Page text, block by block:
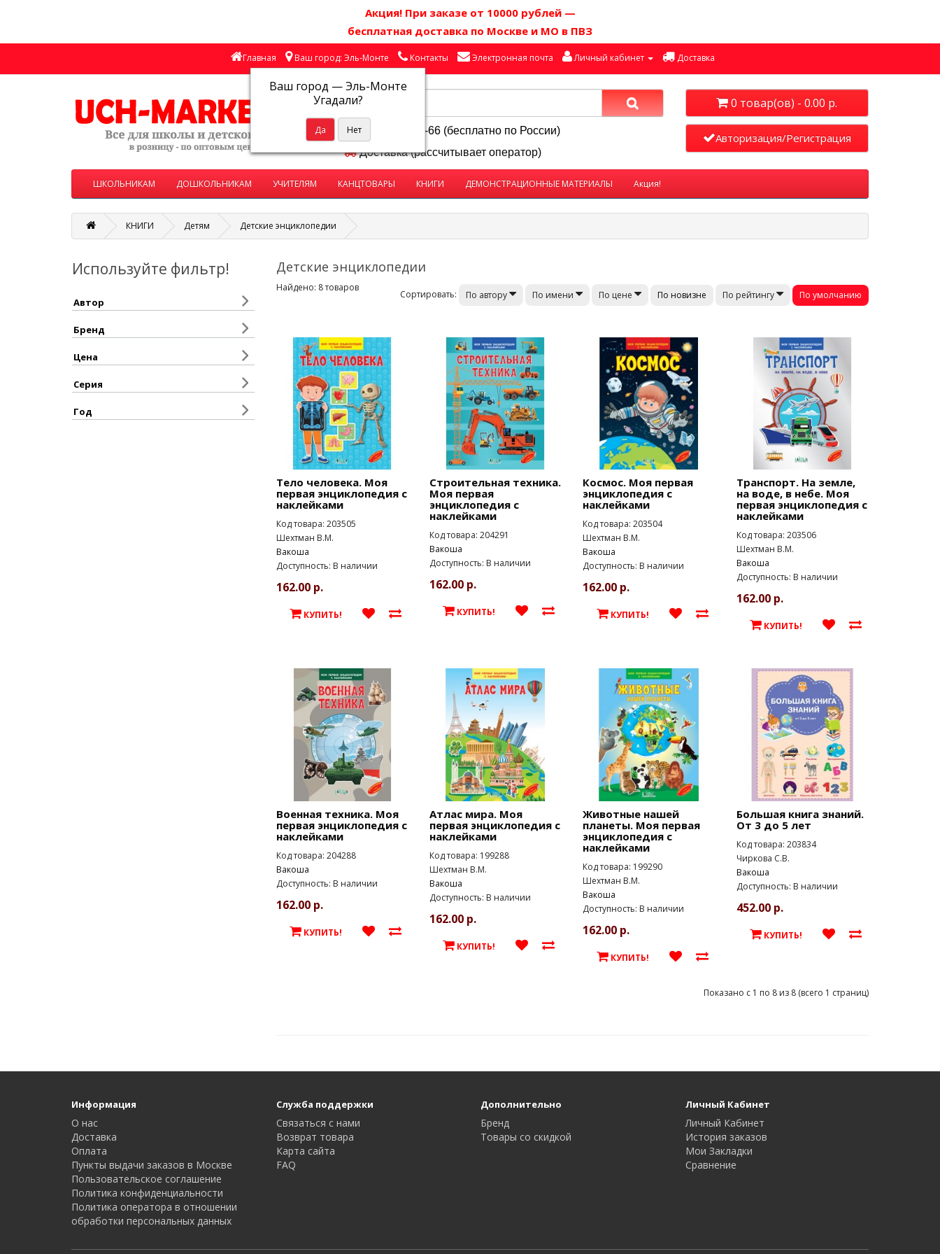
Акция! При заказе от 10000 рублей —
бесплатная доставка по Москве и МО в ПВЗ
Главная Ваш город: Эль-Монте
Ваш город —Эль-Монте
Угадали?
Контакты Электронная почта Личный кабинет Доставка
0 товар(ов) - 0.00 р.
8-800-250-58-66 (бесплатно по России)
Доставка (рассчитывает оператор)
Авторизация/Регистрация
ШКОЛЬНИКАМ ДОШКОЛЬНИКАМ УЧИТЕЛЯМ КАНЦТОВАРЫ КНИГИ ДЕМОНСТРАЦИОННЫЕ МАТЕРИАЛЫ Акция!
КНИГИ Детям Детские энциклопедии
Используйте фильтр!
Автор
Бренд
Цена
Серия
Год
Детские энциклопедии
Найдено: 8 товаров
Сортировать: По автору По имени По цене По новизне По рейтингу По умолчанию
Тело человека. Моя
первая энциклопедия с
наклейками
Код товара: 203505
Шехтман В.М.
Вакоша
Доступность: В наличии
162.00 р.
КУПИТЬ!
Строительная техника.
Моя первая
энциклопедия с
наклейками
Код товара: 204291
Вакоша
Доступность: В наличии
162.00 р.
КУПИТЬ!
Космос. Моя первая
энциклопедия с
наклейками
Код товара: 203504
Шехтман В.М.
Вакоша
Доступность: В наличии
162.00 р.
КУПИТЬ!
Транспорт. На земле,
на воде, в небе. Моя
первая энциклопедия с
наклейками
Код товара: 203506
Шехтман В.М.
Вакоша
Доступность: В наличии
162.00 р.
КУПИТЬ!
Военная техника. Моя
первая энциклопедия с
наклейками
Код товара: 204288
Вакоша
Доступность: В наличии
162.00 р.
КУПИТЬ!
Атлас мира. Моя
первая энциклопедия с
наклейками
Код товара: 199288
Шехтман В.М.
Вакоша
Доступность: В наличии
162.00 р.
КУПИТЬ!
Животные нашей
планеты. Моя первая
энциклопедия с
наклейками
Код товара: 199290
Шехтман В.М.
Вакоша
Доступность: В наличии
162.00 р.
КУПИТЬ!
Большая книга знаний.
От 3 до 5 лет
Код товара: 203834
Чиркова С.В.
Вакоша
Доступность: В наличии
452.00 р.
КУПИТЬ!
Показано с 1 по 8 из 8 (всего 1 страниц)
Информация
О нас
Доставка
Оплата
Пункты выдачи заказов в Москве
Пользовательское соглашение
Политика конфиденциальности
Политика оператора в отношении
обработки персональных данных
Служба поддержки
Связаться с нами
Возврат товара
Карта сайта
FAQ
Дополнительно
Бренд
Товары со скидкой
Личный Кабинет
Личный Кабинет
История заказов
Мои Закладки
Сравнение